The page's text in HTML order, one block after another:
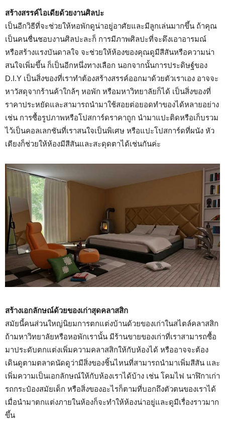
สร้างสรรค์ไอเดียด้วยงานศิลปะ
เป็นอีกวิธีที่จะช่วยให้หอพักดูน่าอยู่อาศัยและมีลูกเล่นมากขึ้น ถ้าคุณ
เป็นคนชื่นชอบงานศิลปะละก็ การมีภาพศิลปะที่จะดึงเอาอารมณ์
หรือสร้างแรงบันดาลใจ จะช่วยให้ห้องของคุณดูมีสีสันหรือความน่า
สนใจเพิ่มขึ้น ก็เป็นอีกหนึ่งทางเลือก นอกจากนั้นการประดิษฐ์ของ
D.I.Y เป็นสิ่งของที่เราทำต้องสร้างสรรค์ออกมาด้วยตัวเราเอง อาจจะ
หาวัสดุจากร้านค้าใกล้ๆ หอพัก หรือมหาวิทยาลัยก็ได้ เป็นสิ่งของที่
ราคาประหยัดและสามารถนำมาใช้สอยต่อยอดทำของได้หลายอย่าง
เช่น การซื้อรูปภาพหรือโปสการ์ดราคาถูก นำมาแปะติดหรือเก็บรวม
ไว้เป็นคอลเลกชันที่เราสนใจเป็นพิเศษ หรือแปะโปสการ์ดที่ผนัง หัว
เตียงก็ช่วยให้ห้องมีสีสันและสะดุดตาได้เช่นกันค่ะ
สร้างเอกลักษณ์ด้วยของเก่าสุดคลาสสิก
สมัยนี้คนส่วนใหญ่นิยมการตกแต่งบ้านด้วยของเก่าในสไตล์คลาสสิก
ถ้ามหาวิทยาลัยหรือหอพักเรานั้น มีร้านขายของเก่าที่เราสามารถซื้อ
มาประดับตกแต่งเพิ่มความคลาสสิกให้กับห้องได้ หรืออาจจะต้อง
เดินดูตามตลาดนัดดูว่ามีสิ่งของชิ้นไหนที่สามารถนำมาเพิ่มสีสัน และ
เพิ่มความเป็นเอกลักษณ์ให้กับห้องเราได้บ้าง เช่น โคมไฟ นาฬิกาเก่า
รถกระป๋องสมัยเด็ก หรือสิ่งของอะไรก็ตามที่บอกถึงตัวตนของเราได้
เมื่อนำมาตกแต่งภายในห้องก็จะทำให้ห้องน่าอยู่และดูมีเรื่องราวมาก
ขึ้น